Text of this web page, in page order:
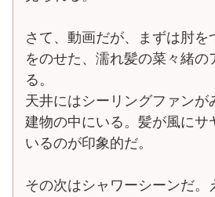
さて、動画だが、まずは肘を
をのせた、濡れ髪の菜々緒の
る。
天井にはシーリングファンが
建物の中にいる。髪が風にサ
いるのが印象的だ。
その次はシャワーシーンだ。